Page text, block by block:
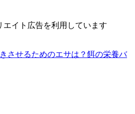
イト広告を利用しています
させるためのエサは？餌の栄養バ